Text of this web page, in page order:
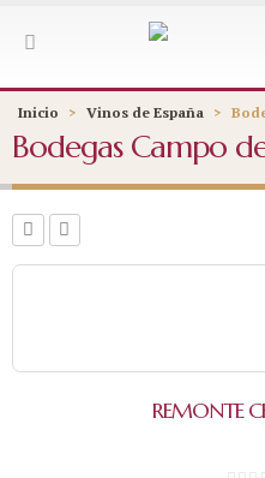
Inicio > Vinos de España >
Bodegas Campo
REMONTE